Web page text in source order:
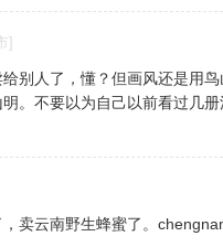
]
别人了，懂？但画风还是用
。不要以为自己以前看过几
卖云南野生蜂蜜了。